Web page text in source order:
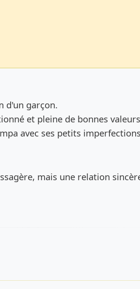
d'un garçon.
et pleine de bonnes
avec ses petits
mais une relation